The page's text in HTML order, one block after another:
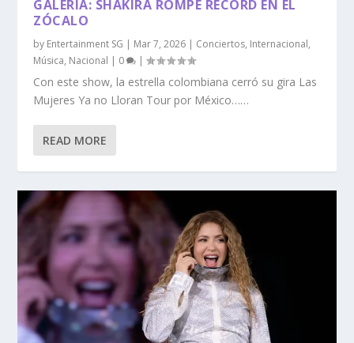
GALERÍA: SHAKIRA ROMPE RÉCORD EN EL
ZÓCALO
by Entertainment SG | Mar 7, 2026 | Conciertos, Internacional,
Música, Nacional | 0 |
Con este show, la estrella colombiana cerró su gira Las
Mujeres Ya no Lloran Tour por México……
READ MORE